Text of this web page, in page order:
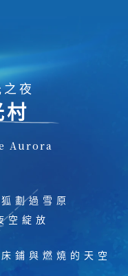
夜
村
Aurora
劃過雪原
空綻放
鋪與燃燒的天空